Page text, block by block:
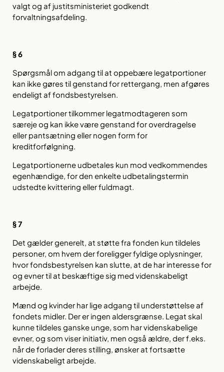
valgt og af justitsministeriet godkendt
forvaltningsafdeling.
§ 6
Spørgsmål om adgang til at oppebære legatportioner
kan ikke gøres til genstand for rettergang, men afgøres
endeligt af fondsbestyrelsen.
Legatportioner tilkommer legatmodtageren som
særeje og kan ikke være genstand for overdragelse
eller pantsætning eller nogen form for
kreditforfølgning.
Legatportionerne udbetales kun mod vedkommendes
egenhændige, for den enkelte udbetalingstermin
udstedte kvittering eller fuldmagt.
§ 7
Det gælder generelt, at støtte fra fonden kun tildeles
personer, om hvem der foreligger fyldige oplysninger,
hvor fondsbestyrelsen kan slutte, at de har interesse for
og evner til at beskæftige sig med videnskabeligt
arbejde.
Mænd og kvinder har lige adgang til understøttelse af
fondets midler. Der er ingen aldersgrænse. Legat skal
kunne tildeles ganske unge, som har videnskabelige
evner, og som viser initiativ, men også ældre, der f.eks.
når de forlader deres stilling, ønsker at fortsætte
videnskabeligt arbejde.